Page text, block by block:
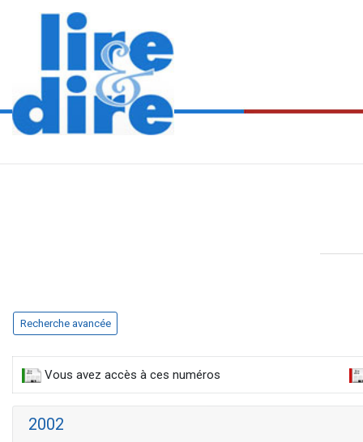
Recherche avancée
Vous avez accès à ces numéros
2002